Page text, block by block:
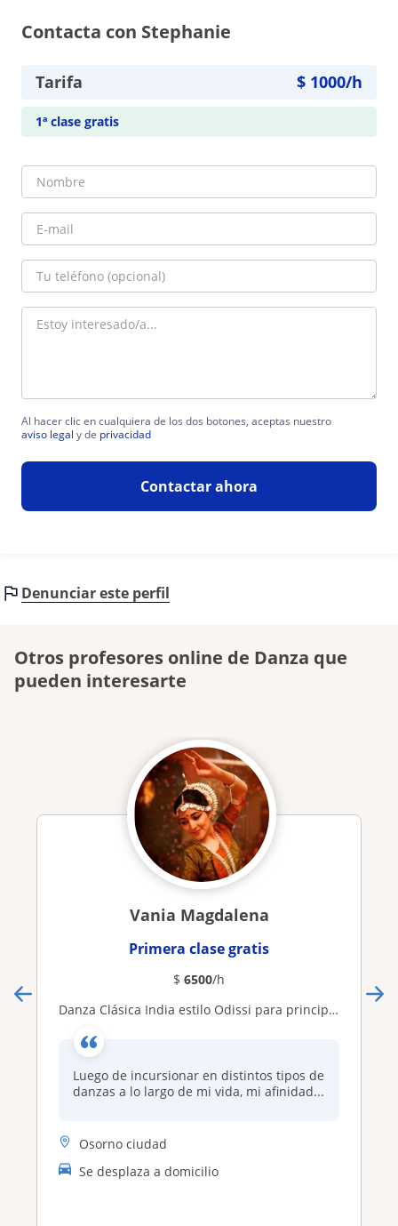
Contacta con Stephanie
Tarifa $ 1000/h
1ª clase gratis
Al hacer clic en cualquiera de los dos botones, aceptas nuestro
aviso legal y de privacidad
Contactar ahora
Denunciar este perfil
Otros profesores online de Danza que
pueden interesarte
Vania Magdalena
Primera clase gratis
$ 6500/h
Danza Clásica India estilo Odissi para principiantes
Luego de incursionar en distintos tipos de
danzas a lo largo de mi vida, mi afinidad...
Osorno ciudad
Se desplaza a domicilio